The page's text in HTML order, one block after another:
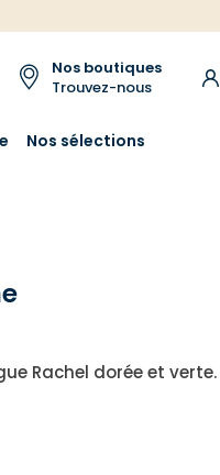
Nos boutiques
Trouvez-nous
Nos sélections
Rachel dorée et verte.